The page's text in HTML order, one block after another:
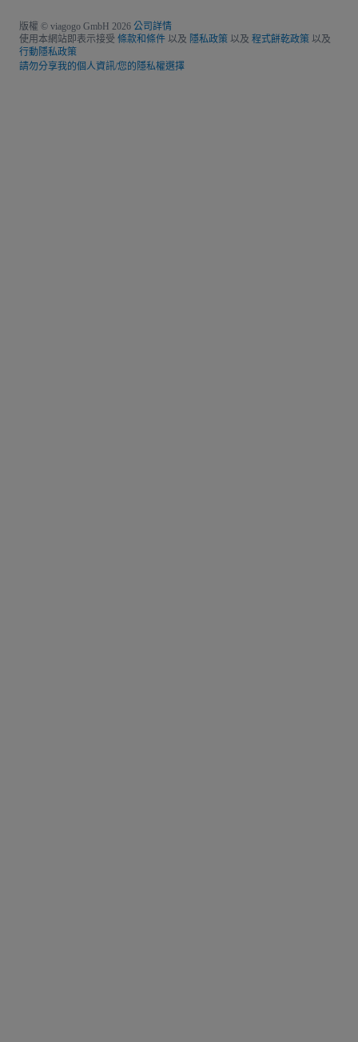
版權 © viagogo GmbH 2026 公司詳情
使用本網站即表示接受 條款和條件 以及 隱私政策 以及 程式餅乾政策 以及
行動隱私政策
請勿分享我的個人資訊/您的隱私權選擇